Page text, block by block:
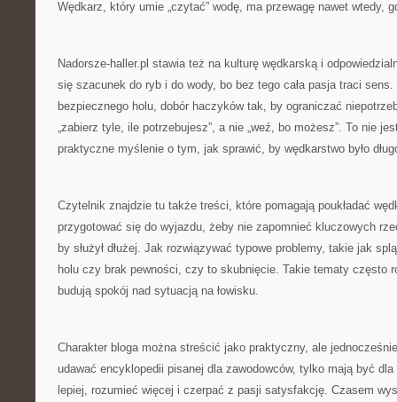
Wędkarz, który umie „czytać” wodę, ma przewagę nawet wtedy,
Nadorsze-haller.pl stawia też na kulturę wędkarską i
się szacunek do ryb i do wody, bo bez tego cała pasja traci
bezpiecznego holu, dobór haczyków tak, by ograniczać
„zabierz tyle, ile potrzebujesz”, a nie „weź, bo możesz”. To nie
praktyczne myślenie o tym, jak sprawić, by wędkarstwo było
Czytelnik znajdzie tu także treści, które pomagają poukładać
przygotować się do wyjazdu, żeby nie zapomnieć kluczowych
by służył dłużej. Jak rozwiązywać typowe problemy, takie jak
holu czy brak pewności, czy to skubnięcie. Takie tematy często
budują spokój nad sytuacją na łowisku.
Charakter bloga można streścić jako praktyczny, ale
udawać encyklopedii pisanej dla zawodowców, tylko mają być
lepiej, rozumieć więcej i czerpać z pasji satysfakcję. Czasem